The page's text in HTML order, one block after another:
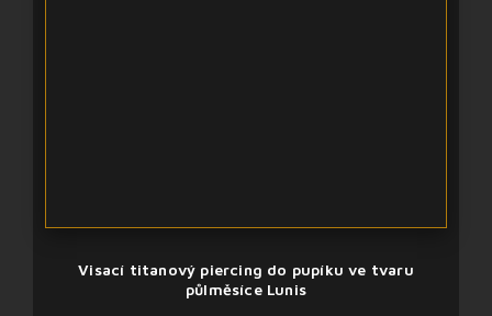
Visací titanový piercing do pupíku ve tvaru
půlměsíce Lunis